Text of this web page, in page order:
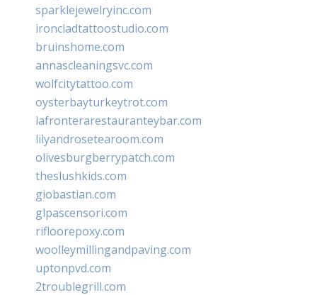
sparklejewelryinc.com
ironcladtattoostudio.com
bruinshome.com
annascleaningsvc.com
wolfcitytattoo.com
oysterbayturkeytrot.com
lafronterarestauranteybar.com
lilyandrosetearoom.com
olivesburgberrypatch.com
theslushkids.com
giobastian.com
glpascensori.com
rifloorepoxy.com
woolleymillingandpaving.com
uptonpvd.com
2troublegrill.com